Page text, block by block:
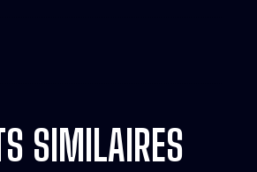
SIMILAIRES